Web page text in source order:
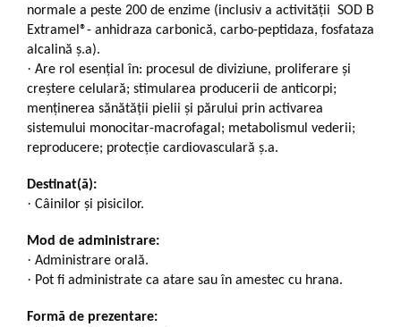
normale a peste 200 de enzime (inclusiv a activității SOD B
Extramel®- anhidraza carbonică, carbo-peptidaza, fosfataza
alcalină ș.a).
· Are rol esențial în: procesul de diviziune, proliferare și
creștere celulară; stimularea producerii de anticorpi;
menținerea sănătății pielii și părului prin activarea
sistemului monocitar-macrofagal; metabolismul vederii;
reproducere; protecție cardiovasculară ș.a.
Destinat(ă):
· Câinilor și pisicilor.
Mod de administrare:
· Administrare orală.
· Pot fi administrate ca atare sau în amestec cu hrana.
Formă de prezentare: